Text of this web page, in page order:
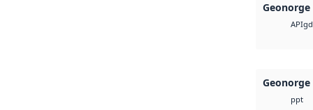
API
ppt